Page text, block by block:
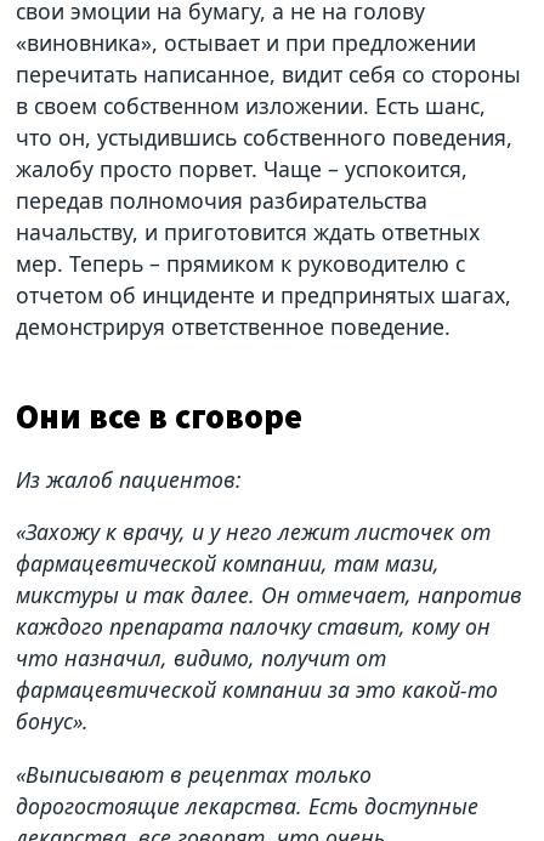
свои эмоции на бумагу, а не на голову
«виновника», остывает и при предложении
перечитать написанное, видит себя со стороны
в своем собственном изложении. Есть шанс,
что он, устыдившись собственного поведения,
жалобу просто порвет. Чаще – успокоится,
передав полномочия разбирательства
начальству, и приготовится ждать ответных
мер. Теперь – прямиком к руководителю с
отчетом об инциденте и предпринятых шагах,
демонстрируя ответственное поведение.
Они все в сговоре
Из жалоб пациентов:
«Захожу к врачу, и у него лежит листочек от
фармацевтической компании, там мази,
микстуры и так далее. Он отмечает, напротив
каждого препарата палочку ставит, кому он
что назначил, видимо, получит от
фармацевтической компании за это какой-то
бонус».
«Выписывают в рецептах только
дорогостоящие лекарства. Есть доступные